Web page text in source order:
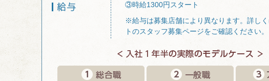
③時給1300円スタート
※給与は募集店舗により異なります。詳し
トのスタッフ募集ページをご確認ください。